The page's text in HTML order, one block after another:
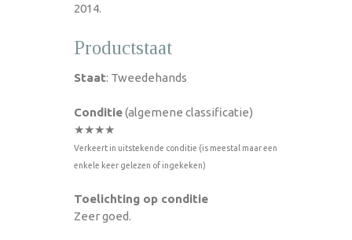
2014.
Productstaat
Staat: Tweedehands
Conditie(algemene classificatie)
★★★★
Verkeert in uitstekende conditie (is meestal maar een
enkele keer gelezen of ingekeken)
Toelichting op conditie
Zeer goed.